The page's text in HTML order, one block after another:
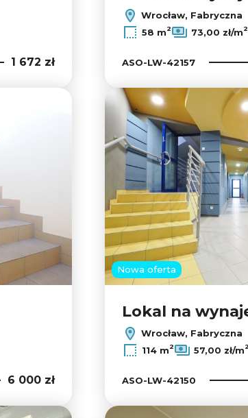
Leaflet|© OpenMapTiles©
1 672 zł
Wrocław, Fabryczna
58 m2 73,00 zł/m2
ASO-LW-42157
Dodaj do ulubionych
6 000 zł
Nowa oferta
Lokal na
Wrocław, Fabryczna
114 m2 57,00 zł/m2
ASO-LW-42150